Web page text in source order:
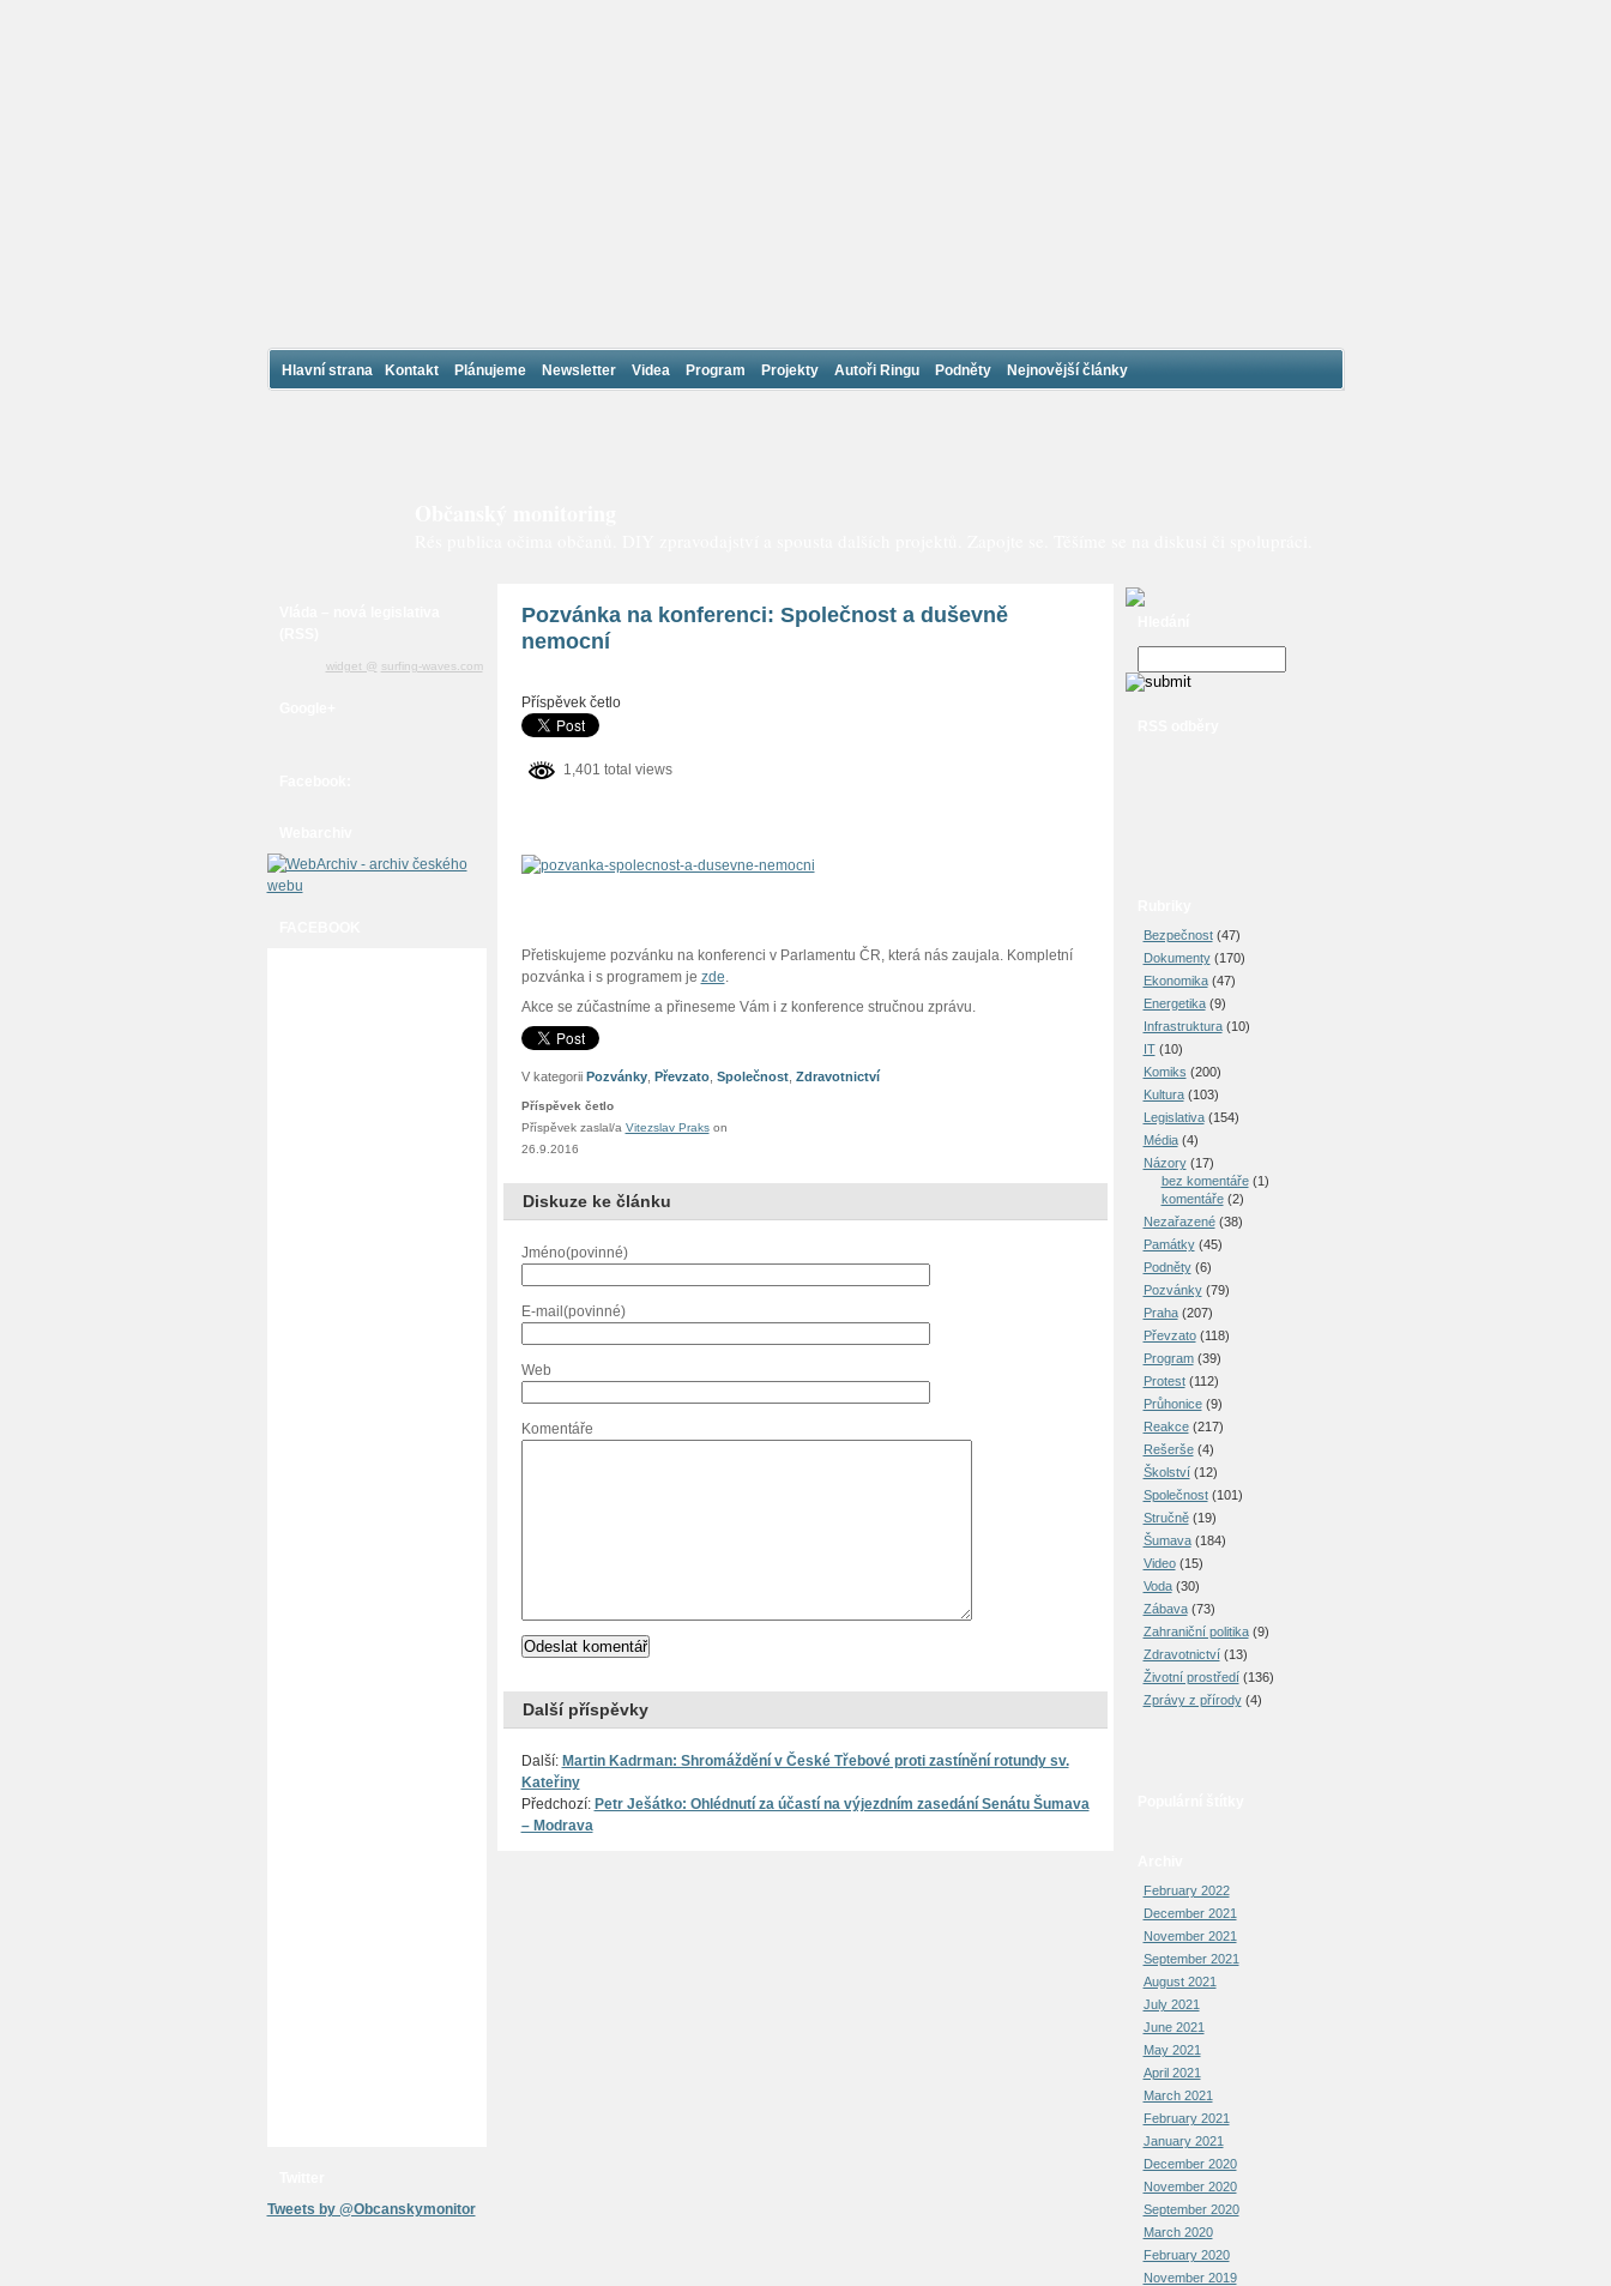
Hlavní strana Kontakt Plánujeme Newsletter Videa Program Projekty Autoři Ringu Podněty Nejnovější články
widget @ surfing-waves.com
Tweets by @Obcanskymonitor
Pozvánka na konferenci: Společnost a duševně
nemocní
Příspěvek četlo
1,401 total views
Přetiskujeme pozvánku na konferenci v Parlamentu ČR, která nás zaujala. Kompletní
pozvánka i s programem je zde.
Akce se zúčastníme a přineseme Vám i z konference stručnou zprávu.
V kategorii Pozvánky, Převzato, Společnost, Zdravotnictví
Příspěvek četlo
Příspěvek zaslal/a Vitezslav Prakson
26.9.2016
Diskuze ke článku
Jméno(povinné)
E-mail(povinné)
Web
Komentáře
Další příspěvky
Další: Martin Kadrman: Shromáždění v České Třebové proti zastínění rotundy sv.
Kateřiny
Předchozí: Petr Ješátko: Ohlédnutí za účastí na výjezdním zasedání Senátu Šumava
– Modrava
Bezpečnost(47)
Dokumenty(170)
Ekonomika(47)
Energetika(9)
Infrastruktura(10)
IT(10)
Komiks (200)
Kultura(103)
Legislativa(154)
Média(4)
Názory(17)
bez komentáře(1)
komentáře(2)
Nezařazené(38)
Památky(45)
Podněty(6)
Pozvánky(79)
Praha(207)
Převzato(118)
Program(39)
Protest(112)
Průhonice(9)
Reakce(217)
Rešerše(4)
Školství(12)
Společnost(101)
Stručně(19)
Šumava(184)
Video(15)
Voda(30)
Zábava(73)
Zahraniční politika(9)
Zdravotnictví(13)
Životní prostředí(136)
Zprávy z přírody(4)
February 2022
December 2021
November 2021
September 2021
August 2021
July 2021
June 2021
May 2021
April 2021
March 2021
February 2021
January 2021
December 2020
November 2020
September 2020
March 2020
February 2020
November 2019